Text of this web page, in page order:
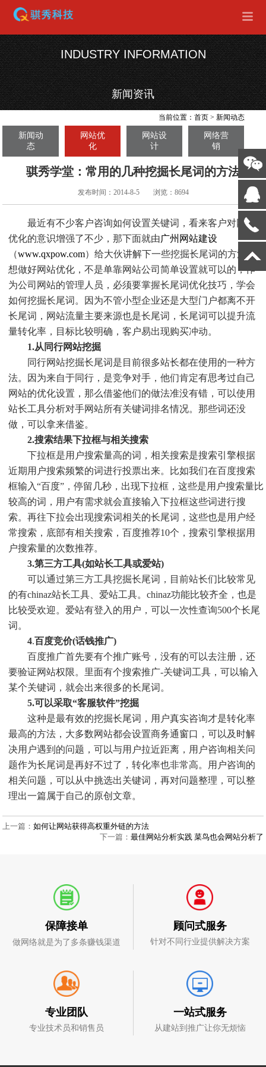
INDUSTRY INFORMATION
新闻资讯
当前位置：首页 >新闻动态
新闻动
态
网站优
化
网站设
计
网络营
销
骐秀学堂：常用的几种挖掘长尾词的方法
发布时间：2014-8-5 浏览：8694
最近有不少客户咨询如何设置关键词，看来客户对网站
优化的意识增强了不少，那下面就由广州网站建设
（www.qxpow.com）给大伙讲解下一些挖掘长尾词的方法。
想做好网站优化，不是单靠网站公司简单设置就可以的，作
为公司网站的管理人员，必须要掌握长尾词优化技巧，学会
如何挖掘长尾词。因为不管小型企业还是大型门户都离不开
长尾词，网站流量主要来源也是长尾词，长尾词可以提升流
量转化率，目标比较明确，客户易出现购买冲动。
1.从同行网站挖掘
同行网站挖掘长尾词是目前很多站长都在使用的一种方
法。因为来自于同行，是竞争对手，他们肯定有思考过自己
网站的优化设置，那么借鉴他们的做法准没有错，可以使用
站长工具分析对手网站所有关键词排名情况。那些词还没
做，可以拿来借鉴。
2.搜索结果下拉框与相关搜索
下拉框是用户搜索量高的词，相关搜索是搜索引擎根据
近期用户搜索频繁的词进行投票出来。比如我们在百度搜索
框输入“百度”，停留几秒，出现下拉框，这些是用户搜索量比
较高的词，用户有需求就会直接输入下拉框这些词进行搜
索。再往下拉会出现搜索词相关的长尾词，这些也是用户经
常搜索，底部有相关搜索，百度推荐10个，搜索引擎根据用
户搜索量的次数推荐。
3.第三方工具(如站长工具或爱站)
可以通过第三方工具挖掘长尾词，目前站长们比较常见
的有chinaz站长工具、爱站工具。chinaz功能比较齐全，也是
比较受欢迎。爱站有登入的用户，可以一次性查询500个长尾
词。
4.百度竞价(话钱推广)
百度推广首先要有个推广账号，没有的可以去注册，还
要验证网站权限。里面有个搜索推广-关键词工具，可以输入
某个关键词，就会出来很多的长尾词。
5.可以采取“客服软件”挖掘
这种是最有效的挖掘长尾词，用户真实咨询才是转化率
最高的方法，大多数网站都会设置商务通窗口，可以及时解
决用户遇到的问题，可以与用户拉近距离，用户咨询相关问
题作为长尾词是再好不过了，转化率也非常高。用户咨询的
相关问题，可以从中挑选出关键词，再对问题整理，可以整
理出一篇属于自己的原创文章。
上一篇：如何让网站获得高权重外链的方法
下一篇： 最佳网站分析实践 菜鸟也会网站分析了
保障接单
做网络就是为了多条赚钱渠道
顾问式服务
针对不同行业提供解决方案
专业团队
专业技术员和销售员
一站式服务
从建站到推广让你无烦恼